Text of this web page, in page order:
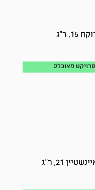
15, ר"ג
פרויקט מאוכלס
21, ר"ג